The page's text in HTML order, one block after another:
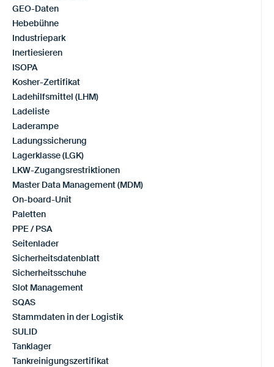
GEO-Daten
Hebebühne
Industriepark
Inertiesieren
ISOPA
Kosher-Zertifikat
Ladehilfsmittel (LHM)
Ladeliste
Laderampe
Ladungssicherung
Lagerklasse (LGK)
LKW-Zugangsrestriktionen
Master Data Management (MDM)
On-board-Unit
Paletten
PPE / PSA
Seitenlader
Sicherheitsdatenblatt
Sicherheitsschuhe
Slot Management
SQAS
Stammdaten in der Logistik
SULID
Tanklager
Tankreinigungszertifikat